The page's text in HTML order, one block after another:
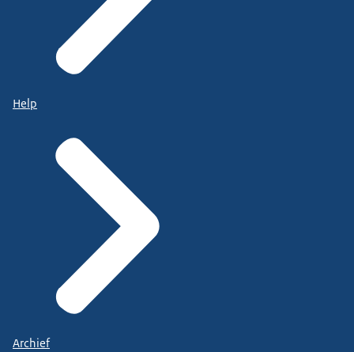
Help
Archief